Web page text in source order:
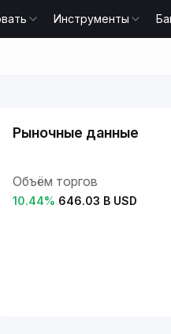
Инструменты
Рыночные данные
Объём торгов
10.44% 646.03 B USD